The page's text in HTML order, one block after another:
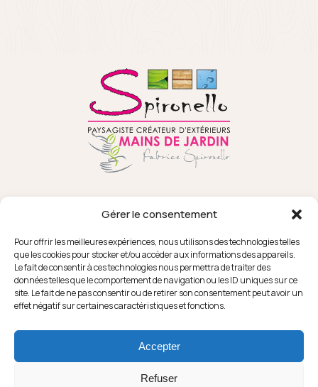
Gérer le consentement
Pour offrir les meilleures expériences, nous utilisons des technologies telles
que les cookies pour stocker et/ou accéder aux informations des appareils.
Le fait de consentir à ces technologies nous permettra de traiter des
données telles que le comportement de navigation ou les ID uniques sur ce
site. Le fait de ne pas consentir ou de retirer son consentement peut avoir un
effet négatif sur certaines caractéristiques et fonctions.
Accepter
Refuser
18 RUE SEPAT
82370 CAMPSAS
31850 MONDOUZIL
FACEBOOK
INSTAGRAM
YOUTUBE
HOUZZ